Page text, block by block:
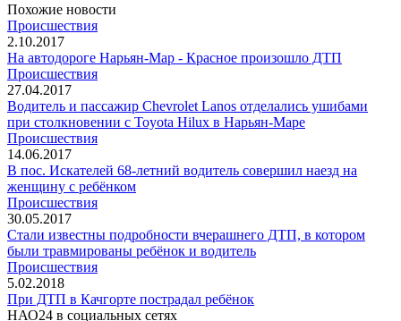
Похожие новости
Происшествия
2.10.2017
На автодороге Нарьян-Мар - Красное произошло ДТП
Происшествия
27.04.2017
Водитель и пассажир Chevrolet Lanos отделались ушибами
при столкновении с Toyota Hilux в Нарьян-Маре
Происшествия
14.06.2017
В пос. Искателей 68-летний водитель совершил наезд на
женщину с ребёнком
Происшествия
30.05.2017
Стали известны подробности вчерашнего ДТП, в котором
были травмированы ребёнок и водитель
Происшествия
5.02.2018
При ДТП в Качгорте пострадал ребёнок
НАО24 в социальных сетях